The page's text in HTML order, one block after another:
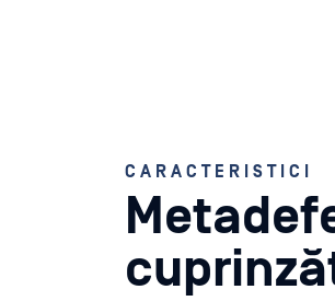
CARACTERISTICI